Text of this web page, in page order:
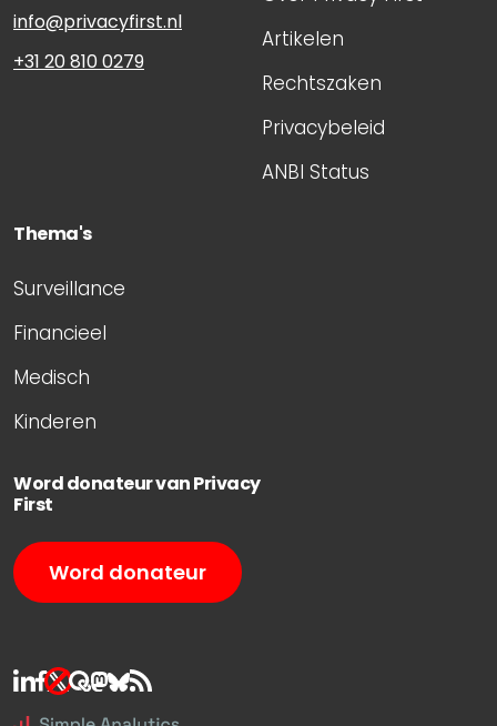
info@privacyfirst.nl
+31 20 810 0279
Artikelen
Rechtszaken
Privacybeleid
ANBI Status
Thema's
Surveillance
Financieel
Medisch
Kinderen
Word donateur van Privacy
First
Word donateur